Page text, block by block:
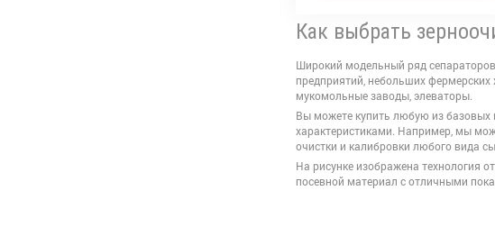
Как выбрать
Широкий модельный ряд
предприятий, небольших
мукомольные заводы, элеваторы.
Вы можете купить любую из базовых
характеристиками. Например, мы
очистки и калибровки любого вида
На рисунке изображена технология
посевной материал с отличными